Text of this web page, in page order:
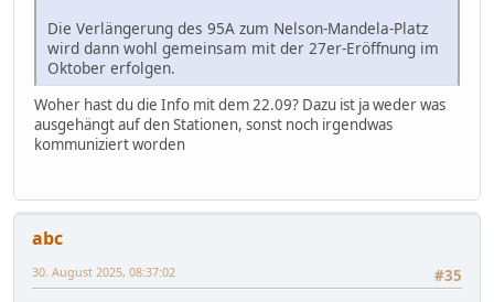
Die Verlängerung des 95A zum Nelson-Mandela-Platz
wird dann wohl gemeinsam mit der 27er-Eröffnung im
Oktober erfolgen.
Woher hast du die Info mit dem 22.09? Dazu ist ja weder was
ausgehängt auf den Stationen, sonst noch irgendwas
kommuniziert worden
abc
#35
30. August 2025, 08:37:02